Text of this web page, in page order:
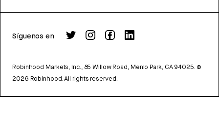
Síguenos en
Robinhood Markets, Inc., 85 Willow Road, Menlo Park, CA 94025. ©
2026 Robinhood. All rights reserved.